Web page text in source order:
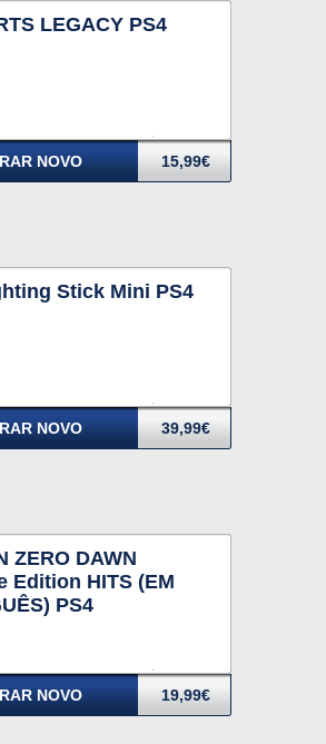
LEGACY PS4
NOVO 15,99€
Stick Mini PS4
NOVO 39,99€
ZERO DAWN
Edition HITS (EM
PS4
NOVO 19,99€